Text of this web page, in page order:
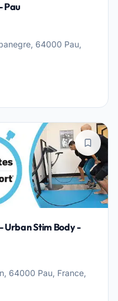
Pau
64000 Pau,
Urban Stim Body -
64000 Pau, France,